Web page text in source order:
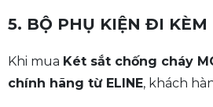
5. BỘ PHỤ KIỆN ĐI KÈM
Khi mua Két sắt chống cháy
chính hãng từ ELINE, khách